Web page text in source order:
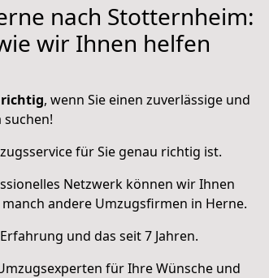
nach Stotternheim:
wir Ihnen helfen
richtig, wenn Sie einen zuverlässige und
für Sie genau richtig ist.
Netzwerk können wir Ihnen
andere Umzugsfirmen in Herne.
Erfahrung und das seit 7 Jahren.
für Ihre Wünsche und